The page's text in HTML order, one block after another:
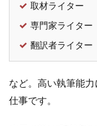
価・感
想
取材ライター
専門家ライター
翻訳者ライター
など。高い執筆能
仕事です。